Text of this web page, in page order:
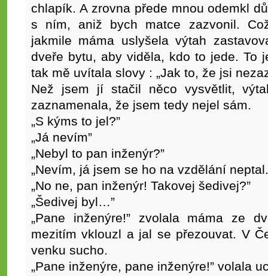
chlapík. A zrovna přede mnou odemkl
s ním, aniž bych matce zazvonil.
jakmile máma uslyšela výtah
dveře bytu, aby viděla, kdo to jede. To
tak mě uvítala slovy : „Jak to, že jsi
Než jsem jí stačil něco vysvětlit,
zaznamenala, že jsem tedy nejel sám.
„S kýms to jel?”
„Já nevím”
„Nebyl to pan inženýr?”
„Nevím, já jsem se ho na vzdělání
„No ne, pan inženýr! Takovej šedivej?”
„Šedivej byl…”
„Pane inženýre!” zvolala máma ze
mezitím vklouzl a jal se přezouvat. V
venku sucho.
„Pane inženýre, pane inženýre!” volala